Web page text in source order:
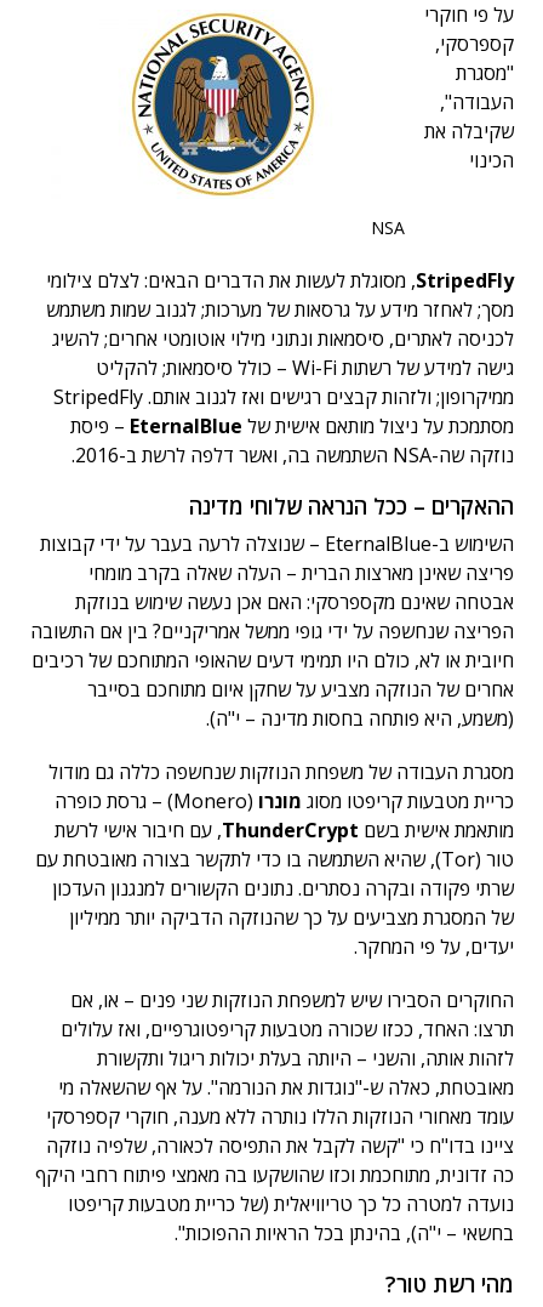
NSA
על פי חוקרי
קספרסקי,
"מסגרת
העבודה",
שקיבלה את
הכינוי
StripedFly, מסוגלת לעשות את הדברים הבאים: לצלם צילומי
מסך; לאחזר מידע על גרסאות של מערכות; לגנוב שמות משתמש
לכניסה לאתרים, סיסמאות ונתוני מילוי אוטומטי אחרים; להשיג
גישה למידע של רשתות Wi-Fi – כולל סיסמאות; להקליט
ממיקרופון; ולזהות קבצים רגישים ואז לגנוב אותם. StripedFly
מסתמכת על ניצול מותאם אישית של EternalBlue – פיסת
נוזקה שה-NSA השתמשה בה, ואשר דלפה לרשת ב-2016.
ההאקרים – ככל הנראה שלוחי מדינה
השימוש ב-EternalBlue – שנוצלה לרעה בעבר על ידי קבוצות
פריצה שאינן מארצות הברית – העלה שאלה בקרב מומחי
אבטחה שאינם מקספרסקי: האם אכן נעשה שימוש בנוזקת
הפריצה שנחשפה על ידי גופי ממשל אמריקניים? בין אם התשובה
חיובית או לא, כולם היו תמימי דעים שהאופי המתוחכם של רכיבים
אחרים של הנוזקה מצביע על שחקן איום מתוחכם בסייבר
(משמע, היא פותחה בחסות מדינה – י"ה).
מסגרת העבודה של משפחת הנוזקות שנחשפה כללה גם מודול
כריית מטבעות קריפטו מסוג מונרו
(Monero) – גרסת כופרה
מותאמת אישית בשם ThunderCrypt, עם חיבור אישי לרשת
טור (Tor), שהיא השתמשה בו כדי לתקשר בצורה מאובטחת עם
שרתי פקודה ובקרה נסתרים. נתונים הקשורים למנגנון העדכון
של המסגרת מצביעים על כך שהנוזקה הדביקה יותר ממיליון
יעדים, על פי המחקר.
החוקרים הסבירו שיש למשפחת הנוזקות שני פנים – או, אם
תרצו: האחד, ככזו שכורה מטבעות קריפטוגרפיים, ואז עלולים
לזהות אותה, והשני – היותה בעלת יכולות ריגול ותקשורת
מאובטחת, כאלה ש-"נוגדות את הנורמה". על אף שהשאלה מי
עומד מאחורי הנוזקות הללו נותרה ללא מענה, חוקרי קספרסקי
ציינו בדו"ח כי "קשה לקבל את התפיסה לכאורה, שלפיה נוזקה
כה זדונית, מתוחכמת וכזו שהושקעו בה מאמצי פיתוח רחבי היקף
נועדה למטרה כל כך טריוויאלית (של כריית מטבעות קריפטו
בחשאי – י"ה), בהינתן בכל הראיות ההפוכות".
מהי רשת טור?